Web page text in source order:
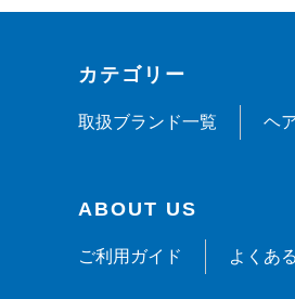
カテゴリー
取扱ブランド一覧 ヘ
ABOUT US
ご利用ガイド よくあ